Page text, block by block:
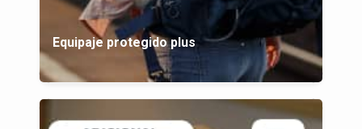
Equipaje protegido plus